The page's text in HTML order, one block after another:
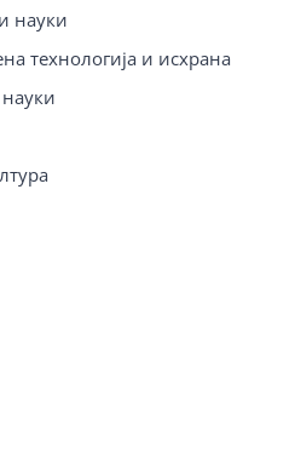
науки
технологија и исхрана